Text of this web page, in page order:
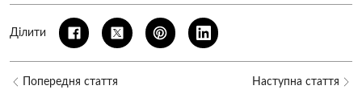
Ділити
Попередня стаття Наступна стаття